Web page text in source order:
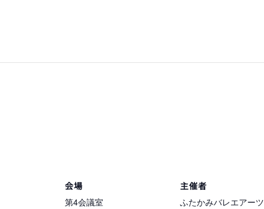
会場
第4会議室
主催者
ふたかみバレエアーツ